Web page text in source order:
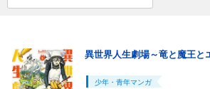
異世界人生劇場～竜と魔王と
少年・青年マンガ